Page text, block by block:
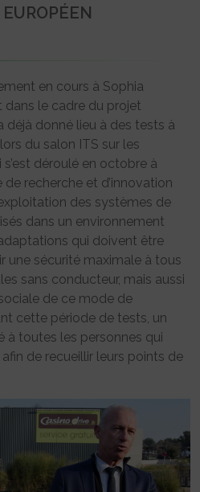
en cours à Sophia
le cadre du projet
déjà donné lieu à des tests à
du salon ITS sur les
déroulé en octobre à
recherche et d’innovation
des systèmes de
dans un environnement
qui doivent être
une sécurité maximale à tous
sans conducteur, mais aussi
de ce mode de
cette période de tests, un
à toutes les personnes qui
de recueillir leurs points de